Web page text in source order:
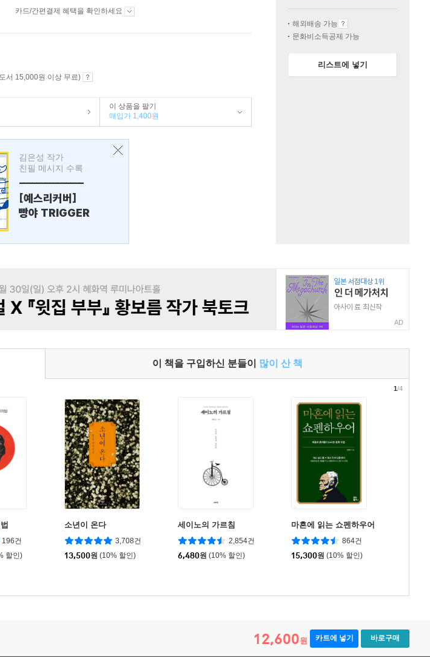
카드/간편결제 혜택을 확인하세요
서 15,000원 이상 무료)
이 상품을 팔기
매입가 1,400원
김은성 작가
친필 메시지 수록
---------------
[예스리커버]
빵야 TRIGGER
해외배송 가능
문화비소득공제 가능
리스트에 넣기
AD
이 책을 구입하신 분들이 많이 산 책
196건
할인)
소년이 온다
3,708건
13,500원 (10% 할인)
세이노의 가르침
2,854건
6,480원 (10% 할인)
마흔에 읽는 쇼펜하우어
864건
15,300원 (10% 할인)
1/4
12,600원 카트에 넣기 바로구매